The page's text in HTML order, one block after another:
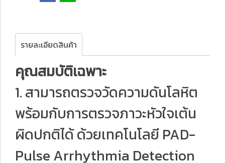
รายละเอียดสินค้า
️คุณสมบัติเฉพาะ
1. สามารถตรวจวัดความดันโลหิต
พร้อมกับการตรวจภาวะหัวใจเต้น
ผิดปกติได้ ด้วยเทคโนโลยี PAD-
Pulse Arrhythmia Detection